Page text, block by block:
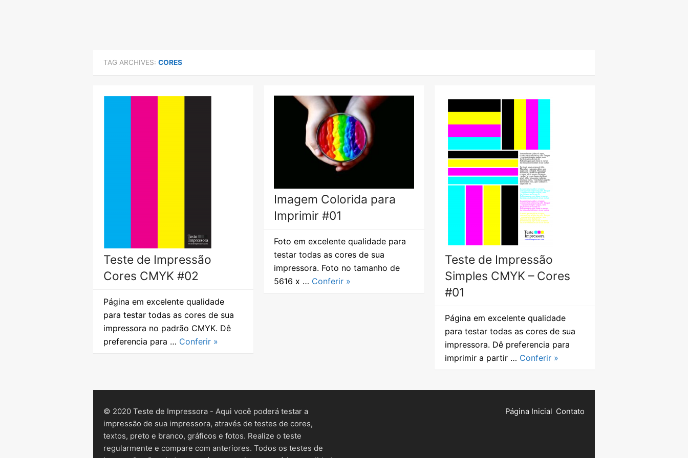
TAG ARCHIVES: CORES
Teste de Impressão
Cores CMYK #02
Página em excelente qualidade
para testar todas as cores de sua
impressora no padrão CMYK. Dê
preferencia para … Conferir »
Imagem Colorida para
Imprimir #01
Foto em excelente qualidade para
testar todas as cores de sua
impressora. Foto no tamanho de
5616 x … Conferir »
Teste de Impressão
Simples CMYK – Cores
#01
Página em excelente qualidade
para testar todas as cores de sua
impressora. Dê preferencia para
imprimir a partir … Conferir »
© 2020 Teste de Impressora - Aqui você poderá testar a
impressão de sua impressora, através de testes de cores,
textos, preto e branco, gráficos e fotos. Realize o teste
regularmente e compare com anteriores. Todos os testes de
Página Inicial Contato